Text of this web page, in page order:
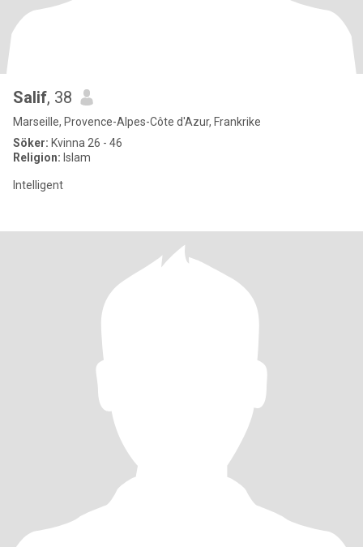
Salif, 38
Marseille, Provence-Alpes-Côte d'Azur, Frankrike
Söker: Kvinna 26 - 46
Religion: Islam
Intelligent